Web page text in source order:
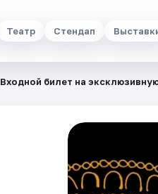
Театр Стендап
Входной билет на